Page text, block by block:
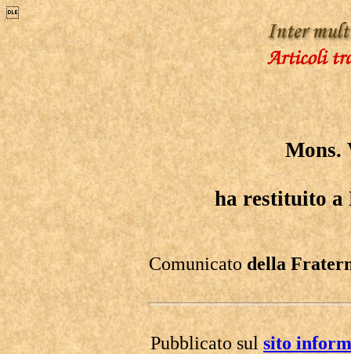

Mons.
ha restituito a
Comunicatodella
Pubblicato sulsito